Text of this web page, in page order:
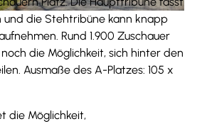
| CC-BY
und die Stehtribüne kann knapp
Rund 1.900 Zuschauer
die Möglichkeit, sich hinter den
Ausmaße des A-Platzes: 105 x
die Möglichkeit,